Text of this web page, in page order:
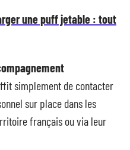
une puff jetable : tout
simplement de contacter
sur place dans les
français ou via leur